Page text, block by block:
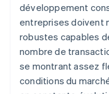
développement
entreprises doivent
robustes capables
nombre de
se montrant assez
conditions du